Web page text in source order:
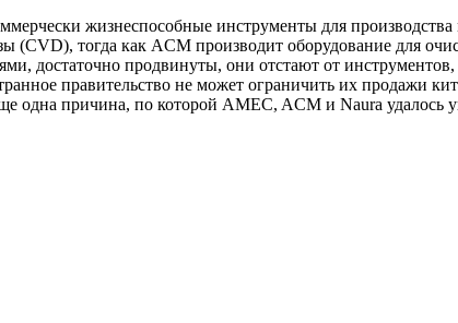
жизнеспособные инструменты для
(CVD), тогда как ACM производит оборудование для
достаточно продвинуты, они отстают от
правительство не может ограничить их продажи
причина, по которой AMEC, ACM и Naura удалось